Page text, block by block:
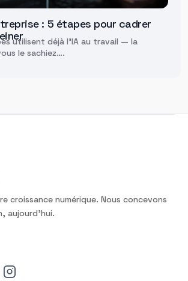
: 5 étapes pour cadrer
utilisent déjà l'IA au travail — la
le sachiez….
re croissance numérique. Nous concevons
, aujourd’hui.